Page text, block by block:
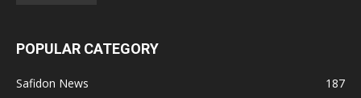
POPULAR CATEGORY
Safidon News
187